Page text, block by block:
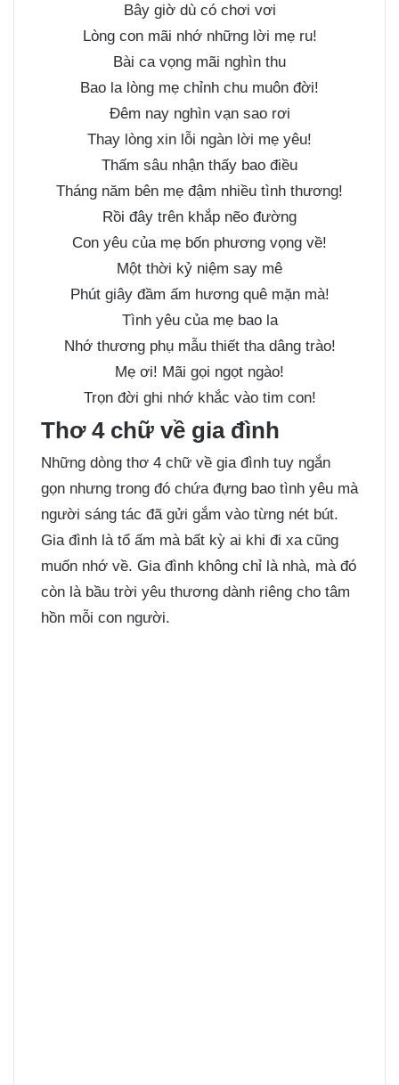
Bây giờ dù có chơi vơi
Lòng con mãi nhớ những lời mẹ ru!
Bài ca vọng mãi nghìn thu
Bao la lòng mẹ chỉnh chu muôn đời!
Đêm nay nghìn vạn sao rơi
Thay lòng xin lỗi ngàn lời mẹ yêu!
Thấm sâu nhận thấy bao điều
Tháng năm bên mẹ đậm nhiều tình thương!
Rồi đây trên khắp nẽo đường
Con yêu của mẹ bốn phương vọng về!
Một thời kỷ niệm say mê
Phút giây đầm ấm hương quê mặn mà!
Tình yêu của mẹ bao la
Nhớ thương phụ mẫu thiết tha dâng trào!
Mẹ ơi! Mãi gọi ngọt ngào!
Trọn đời ghi nhớ khắc vào tim con!
Thơ 4 chữ về gia đình
Những dòng thơ 4 chữ về gia đình tuy ngắn
gọn nhưng trong đó chứa đựng bao tình yêu mà
người sáng tác đã gửi gắm vào từng nét bút.
Gia đình là tổ ấm mà bất kỳ ai khi đi xa cũng
muốn nhớ về. Gia đình không chỉ là nhà, mà đó
còn là bầu trời yêu thương dành riêng cho tâm
hồn mỗi con người.